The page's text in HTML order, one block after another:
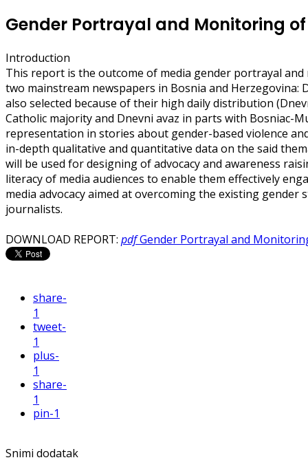
Gender Portrayal and Monitoring
Introduction
This report is the outcome of media gender portrayal
two mainstream newspapers in Bosnia and Herzegovina:
also selected because of their high daily distribution
Catholic majority and Dnevni avaz in parts with
representation in stories about gender-based violence
in-depth qualitative and quantitative data on the said
will be used for designing of advocacy and awareness
literacy of media audiences to enable them effectively
media advocacy aimed at overcoming the existing
journalists.
DOWNLOAD REPORT: pdfGender Portrayal and
share-
1
tweet-
1
plus-
1
share-
1
pin-1
Snimi dodatak